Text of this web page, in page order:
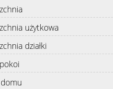
użytkowa
działki